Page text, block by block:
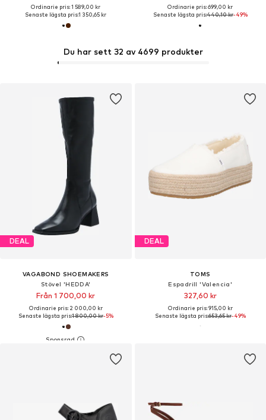
Ordinarie pris: 1 589,00 kr
Senaste lägsta pris:1 350,65 kr
Ordinarie pris: 699,00 kr
Senaste lägsta pris:440,10 kr-49%
DEAL
VAGABOND SHOEMAKERS
Stövel 'HEDDA'
Från 1 700,00 kr
Ordinarie pris: 2 000,00 kr
Senaste lägsta pris:1 800,00 kr-5%
Du har sett 32 av 4699 produkter
DEAL
TOMS
Espadrill 'Valencia'
327,60 kr
Ordinarie pris: 915,00 kr
Senaste lägsta pris:653,65 kr-49%